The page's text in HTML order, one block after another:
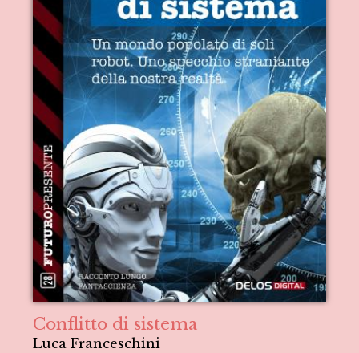
Conflitto di sistema
Luca Franceschini